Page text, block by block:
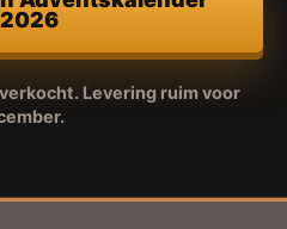
2026
Levering ruim voor